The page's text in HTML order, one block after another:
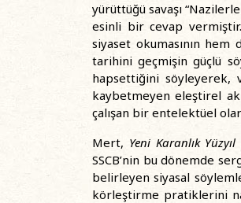
yürüttüğü savaşı
esinli bir cevap
siyaset okumasının
tarihini geçmişin güçlü
hapsettiğini söyleyerek,
kaybetmeyen eleştirel
çalışan bir entelektüel
Mert, Yeni Karanlık Yüzyıl
SSCB’nin bu dönemde
belirleyen siyasal
körleştirme pratiklerini